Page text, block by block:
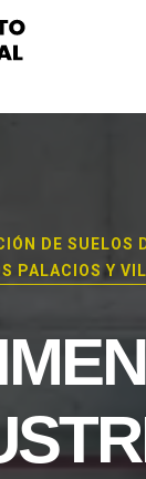
DE SUELOS
PALACIOS Y